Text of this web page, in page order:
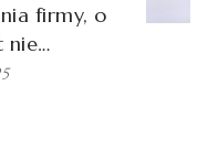
firmy, o
nie…